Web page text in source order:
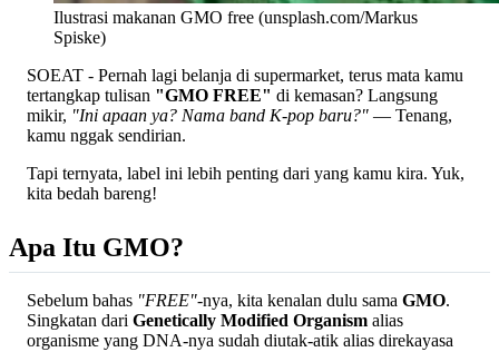
Ilustrasi makanan GMO free (unsplash.com/Markus
Spiske)
SOEAT - Pernah lagi belanja di supermarket, terus mata kamu
tertangkap tulisan "GMO FREE" di kemasan? Langsung
mikir, "Ini apaan ya? Nama band K-pop baru?" — Tenang,
kamu nggak sendirian.
Tapi ternyata, label ini lebih penting dari yang kamu kira. Yuk,
kita bedah bareng!
Apa Itu GMO?
Sebelum bahas "FREE"-nya, kita kenalan dulu sama GMO.
Singkatan dari Genetically Modified Organism alias
organisme yang DNA-nya sudah diutak-atik alias direkayasa